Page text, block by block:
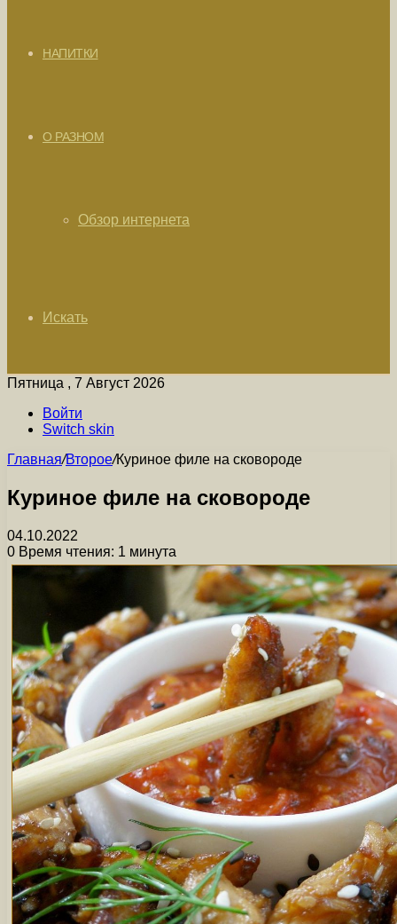
НАПИТКИ
О РАЗНОМ
Обзор интернета
Искать
Пятница , 7 Август 2026
Войти
Switch skin
Главная/Второе/Куриное филе на сковороде
Куриное филе на сковороде
04.10.2022
0 Время чтения: 1 минута